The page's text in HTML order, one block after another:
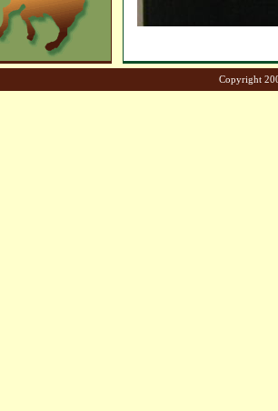
Copyright